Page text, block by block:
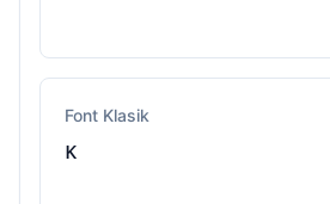
Font Klasik
ᴋ